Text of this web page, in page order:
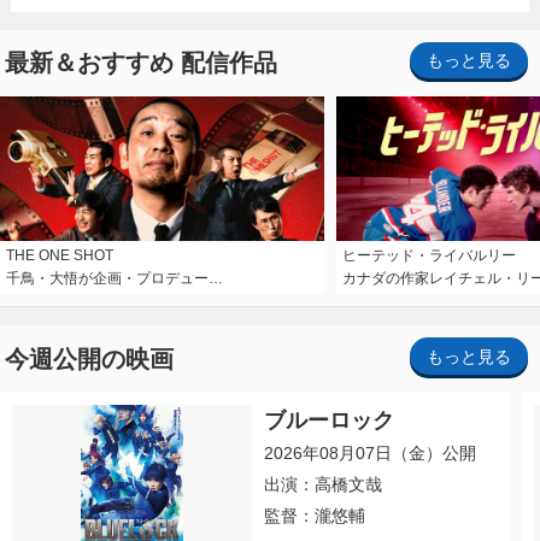
最新＆おすすめ 配信作品 もっと見る
THE ONE SHOT
千鳥・大悟が企画・プロデュー…
ヒーテッド・ライバルリー
カナダの作家レイチェル・リ
今週公開の映画 もっと見る
ブルーロック
2026年08月07日（金）公開
出演：高橋文哉
監督：瀧悠輔